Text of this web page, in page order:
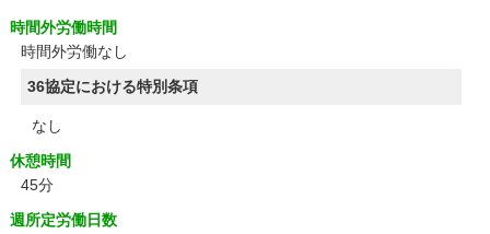
時間外労働時間
時間外労働なし
36協定における特別条項
なし
休憩時間
45分
週所定労働日数